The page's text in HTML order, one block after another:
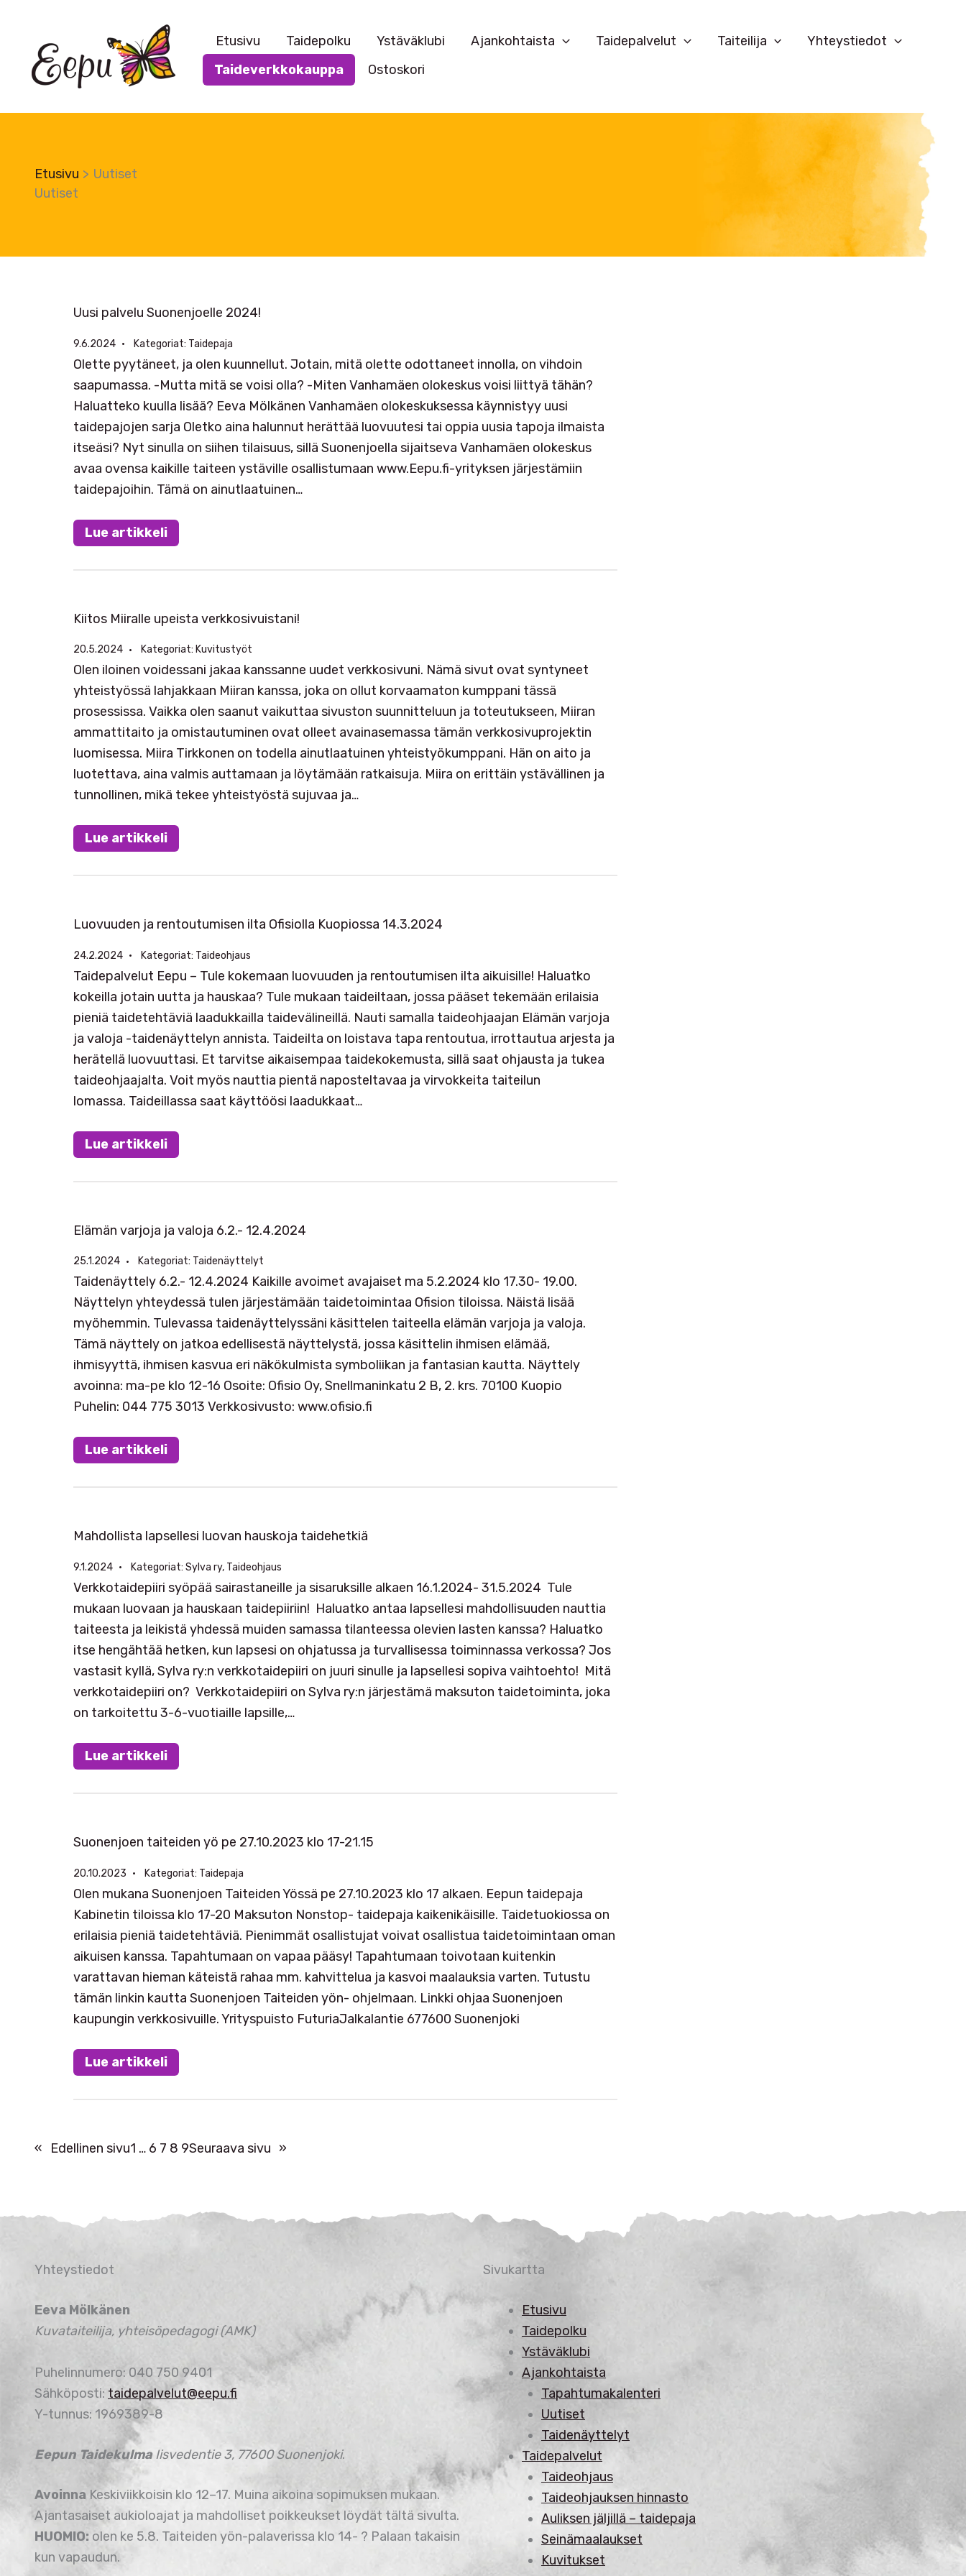
Etusivu Taidepolku Ystäväklubi Ajankohtaista Taidepalvelut Taiteilija
Yhteystiedot
Taideverkkokauppa
Ostoskori
Etusivu
Uutiset
Uutiset
Uusi palvelu Suonenjoelle 2024!
9.6.2024 Kategoriat: Taidepaja
Olette pyytäneet, ja olen kuunnellut. Jotain, mitä olette odottaneet innolla, on vihdoin
saapumassa. -Mutta mitä se voisi olla? -Miten Vanhamäen olokeskus voisi liittyä tähän?
Haluatteko kuulla lisää? Eeva Mölkänen Vanhamäen olokeskuksessa käynnistyy uusi
taidepajojen sarja Oletko aina halunnut herättää luovuutesi tai oppia uusia tapoja ilmaista
itseäsi? Nyt sinulla on siihen tilaisuus, sillä Suonenjoella sijaitseva Vanhamäen olokeskus
avaa ovensa kaikille taiteen ystäville osallistumaan www.Eepu.fi-yrityksen järjestämiin
taidepajoihin. Tämä on ainutlaatuinen…
Lue artikkeli
Kiitos Miiralle upeista verkkosivuistani!
20.5.2024 Kategoriat: Kuvitustyöt
Olen iloinen voidessani jakaa kanssanne uudet verkkosivuni. Nämä sivut ovat syntyneet
yhteistyössä lahjakkaan Miiran kanssa, joka on ollut korvaamaton kumppani tässä
prosessissa. Vaikka olen saanut vaikuttaa sivuston suunnitteluun ja toteutukseen, Miiran
ammattitaito ja omistautuminen ovat olleet avainasemassa tämän verkkosivuprojektin
luomisessa. Miira Tirkkonen on todella ainutlaatuinen yhteistyökumppani. Hän on aito ja
luotettava, aina valmis auttamaan ja löytämään ratkaisuja. Miira on erittäin ystävällinen ja
tunnollinen, mikä tekee yhteistyöstä sujuvaa ja…
Lue artikkeli
Luovuuden ja rentoutumisen ilta Ofisiolla Kuopiossa 14.3.2024
24.2.2024 Kategoriat: Taideohjaus
Taidepalvelut Eepu – Tule kokemaan luovuuden ja rentoutumisen ilta aikuisille! Haluatko
kokeilla jotain uutta ja hauskaa? Tule mukaan taideiltaan, jossa pääset tekemään erilaisia
pieniä taidetehtäviä laadukkailla taidevälineillä. Nauti samalla taideohjaajan Elämän varjoja
ja valoja -taidenäyttelyn annista. Taideilta on loistava tapa rentoutua, irrottautua arjesta ja
herätellä luovuuttasi. Et tarvitse aikaisempaa taidekokemusta, sillä saat ohjausta ja tukea
taideohjaajalta. Voit myös nauttia pientä naposteltavaa ja virvokkeita taiteilun
lomassa. Taideillassa saat käyttöösi laadukkaat…
Lue artikkeli
Elämän varjoja ja valoja 6.2.- 12.4.2024
25.1.2024 Kategoriat: Taidenäyttelyt
Taidenäyttely 6.2.- 12.4.2024 Kaikille avoimet avajaiset ma 5.2.2024 klo 17.30- 19.00.
Näyttelyn yhteydessä tulen järjestämään taidetoimintaa Ofision tiloissa. Näistä lisää
myöhemmin. Tulevassa taidenäyttelyssäni käsittelen taiteella elämän varjoja ja valoja.
Tämä näyttely on jatkoa edellisestä näyttelystä, jossa käsittelin ihmisen elämää,
ihmisyyttä, ihmisen kasvua eri näkökulmista symboliikan ja fantasian kautta. Näyttely
avoinna: ma-pe klo 12-16 Osoite: Ofisio Oy, Snellmaninkatu 2 B, 2. krs. 70100 Kuopio
Puhelin: 044 775 3013 Verkkosivusto: www.ofisio.fi
Lue artikkeli
Mahdollista lapsellesi luovan hauskoja taidehetkiä
9.1.2024 Kategoriat: Sylva ry, Taideohjaus
Verkkotaidepiiri syöpää sairastaneille ja sisaruksille alkaen 16.1.2024- 31.5.2024 Tule
mukaan luovaan ja hauskaan taidepiiriin! Haluatko antaa lapsellesi mahdollisuuden nauttia
taiteesta ja leikistä yhdessä muiden samassa tilanteessa olevien lasten kanssa? Haluatko
itse hengähtää hetken, kun lapsesi on ohjatussa ja turvallisessa toiminnassa verkossa? Jos
vastasit kyllä, Sylva ry:n verkkotaidepiiri on juuri sinulle ja lapsellesi sopiva vaihtoehto! Mitä
verkkotaidepiiri on? Verkkotaidepiiri on Sylva ry:n järjestämä maksuton taidetoiminta, joka
on tarkoitettu 3-6-vuotiaille lapsille,…
Lue artikkeli
Suonenjoen taiteiden yö pe 27.10.2023 klo 17-21.15
20.10.2023 Kategoriat: Taidepaja
Olen mukana Suonenjoen Taiteiden Yössä pe 27.10.2023 klo 17 alkaen. Eepun taidepaja
Kabinetin tiloissa klo 17-20 Maksuton Nonstop- taidepaja kaikenikäisille. Taidetuokiossa on
erilaisia pieniä taidetehtäviä. Pienimmät osallistujat voivat osallistua taidetoimintaan oman
aikuisen kanssa. Tapahtumaan on vapaa pääsy! Tapahtumaan toivotaan kuitenkin
varattavan hieman käteistä rahaa mm. kahvittelua ja kasvoi maalauksia varten. Tutustu
tämän linkin kautta Suonenjoen Taiteiden yön- ohjelmaan. Linkki ohjaa Suonenjoen
kaupungin verkkosivuille. Yrityspuisto FuturiaJalkalantie 677600 Suonenjoki
Lue artikkeli
« Edellinen sivu1 … 6 7 8 9Seuraava sivu »
Yhteystiedot
Eeva Mölkänen
Kuvataiteilija, yhteisöpedagogi (AMK)
Puhelinnumero: 040 750 9401
Sähköposti: taidepalvelut@eepu.fi
Y-tunnus: 1969389-8
Eepun Taidekulma Iisvedentie 3, 77600 Suonenjoki.
Avoinna Keskiviikkoisin klo 12–17. Muina aikoina sopimuksen mukaan.
Ajantasaiset aukioloajat ja mahdolliset poikkeukset löydät tältä sivulta.
HUOMIO: olen ke 5.8. Taiteiden yön-palaverissa klo 14- ? Palaan takaisin
kun vapaudun.
Sivukartta
Etusivu
Taidepolku
Ystäväklubi
Ajankohtaista
Tapahtumakalenteri
Uutiset
Taidenäyttelyt
Taidepalvelut
Taideohjaus
Taideohjauksen hinnasto
Auliksen jäljillä – taidepaja
Seinämaalaukset
Kuvitukset